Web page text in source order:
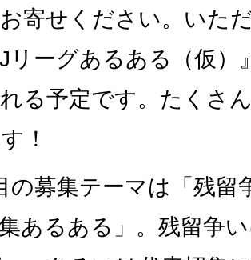
寄せください。いた
リーグあるある（仮）
る予定です。たくさ
！
募集テーマは「残留
集あるある」。残留争